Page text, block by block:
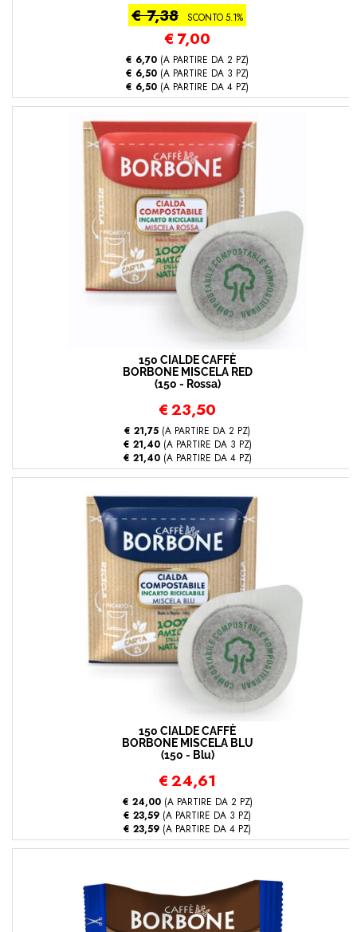
€ 7,38 SCONTO 5.1%
€ 7,00
€ 6,70 (A PARTIRE DA 2 PZ)
€ 6,50 (A PARTIRE DA 3 PZ)
€ 6,50 (A PARTIRE DA 4 PZ)
150 CIALDE CAFFÈ
BORBONE MISCELA RED
(150 - Rossa)
€23,50
€ 21,75 (A PARTIRE DA 2 PZ)
€ 21,40(A PARTIRE DA 3 PZ)
€ 21,40(A PARTIRE DA 4 PZ)
150 CIALDE CAFFÈ
BORBONE MISCELA BLU
(150 - Blu)
€24,61
€ 24,00(A PARTIRE DA 2 PZ)
€ 23,59 (A PARTIRE DA 3 PZ)
€ 23,59 (A PARTIRE DA 4 PZ)